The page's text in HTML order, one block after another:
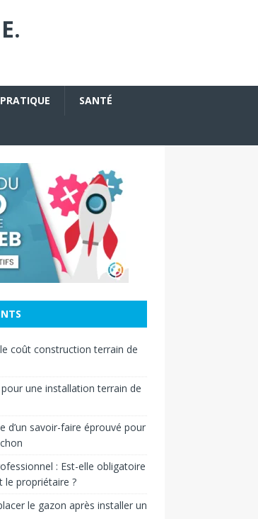
PRATIQUE SANTÉ
coût construction terrain de
une installation terrain de
d’un savoir-faire éprouvé pour
: Est-elle obligatoire
le propriétaire ?
le gazon après installer un